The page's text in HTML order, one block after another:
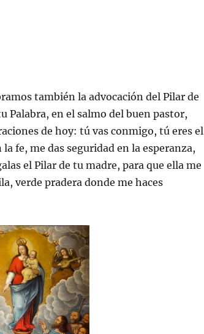
también la advocación del Pilar de
Palabra, en el salmo del buen pastor,
de hoy: tú vas conmigo, tú eres el
fe, me das seguridad en la esperanza,
el Pilar de tu madre, para que ella me
verde pradera donde me haces